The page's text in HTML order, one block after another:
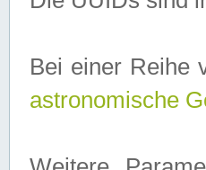
Bei einer Reihe
astronomische